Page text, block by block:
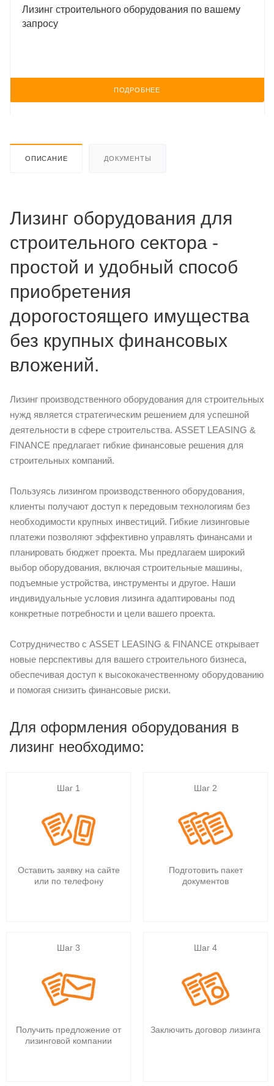
Лизинг строительного оборудования по вашему
запросу
ПОДРОБНЕЕ
ОПИСАНИЕ ДОКУМЕНТЫ
Лизинг оборудования для
строительного сектора -
простой и удобный способ
приобретения
дорогостоящего имущества
без крупных финансовых
вложений.
Лизинг производственного оборудования для строительных
нужд является стратегическим решением для успешной
деятельности в сфере строительства. ASSET LEASING &
FINANCE предлагает гибкие финансовые решения для
строительных компаний.
Пользуясь лизингом производственного оборудования,
клиенты получают доступ к передовым технологиям без
необходимости крупных инвестиций. Гибкие лизинговые
платежи позволяют эффективно управлять финансами и
планировать бюджет проекта. Мы предлагаем широкий
выбор оборудования, включая строительные машины,
подъемные устройства, инструменты и другое. Наши
индивидуальные условия лизинга адаптированы под
конкретные потребности и цели вашего проекта.
Сотрудничество с ASSET LEASING & FINANCE открывает
новые перспективы для вашего строительного бизнеса,
обеспечивая доступ к высококачественному оборудованию
и помогая снизить финансовые риски.
Для оформления оборудования в
лизинг необходимо:
Шаг 1
Оставить заявку на сайте
или по телефону
Шаг 2
Подготовить пакет
документов
Шаг 3
Получить предложение от
лизинговой компании
Шаг 4
Заключить договор лизинга